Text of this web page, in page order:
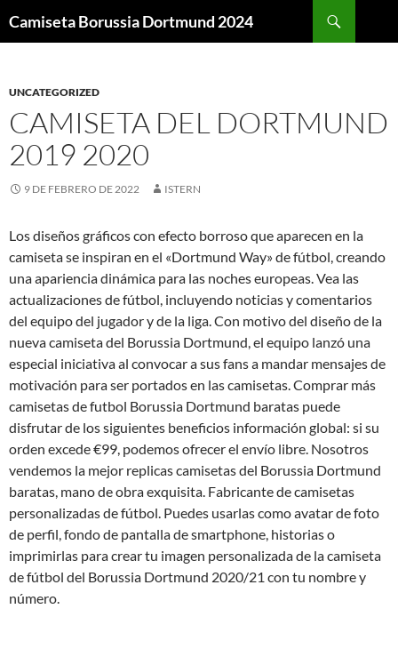
Camiseta Borussia Dortmund 2024
UNCATEGORIZED
CAMISETA DEL DORTMUND
2019 2020
9 DE FEBRERO DE 2022 ISTERN
Los diseños gráficos con efecto borroso que aparecen en la
camiseta se inspiran en el «Dortmund Way» de fútbol, creando
una apariencia dinámica para las noches europeas. Vea las
actualizaciones de fútbol, incluyendo noticias y comentarios
del equipo del jugador y de la liga. Con motivo del diseño de la
nueva camiseta del Borussia Dortmund, el equipo lanzó una
especial iniciativa al convocar a sus fans a mandar mensajes de
motivación para ser portados en las camisetas. Comprar más
camisetas de futbol Borussia Dortmund baratas puede
disfrutar de los siguientes beneficios información global: si su
orden excede €99, podemos ofrecer el envío libre. Nosotros
vendemos la mejor replicas camisetas del Borussia Dortmund
baratas, mano de obra exquisita. Fabricante de camisetas
personalizadas de fútbol. Puedes usarlas como avatar de foto
de perfil, fondo de pantalla de smartphone, historias o
imprimirlas para crear tu imagen personalizada de la camiseta
de fútbol del Borussia Dortmund 2020/21 con tu nombre y
número.